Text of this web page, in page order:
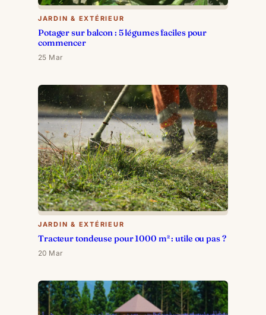
JARDIN & EXTÉRIEUR
Potager sur balcon : 5 légumes faciles pour
commencer
25 Mar
JARDIN & EXTÉRIEUR
Tracteur tondeuse pour 1000 m² : utile ou pas ?
20 Mar